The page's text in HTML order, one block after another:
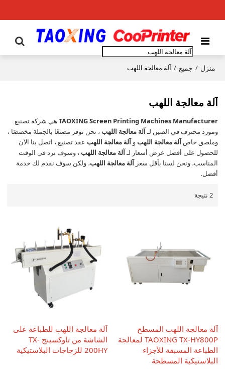
منزل / جميع / آلة معالجة اللهب
آلة معالجة اللهب
TAOXING Screen Printing Machines Manufacturer هي شركة تصنيع
ومورد محترف في الصين لـآلة معالجة اللهب ، نحن نوفر مصنعًا بالجملة مخصصًا ،
وملصق خاصآلة معالجة اللهبوآلة معالجة اللهب عقد تصنيع ، اتصل بنا الآن
للحصول على أفضل عرض أسعار لـآلة معالجة اللهب ، وسوف نرد في الوقت
المناسب، ونحن لسنا بأقل سعرآلة معالجة اللهب، ولكن سوف نقدم لك خدمة
أفضل.
2 نتيجة
آلة معالجة اللهب المسطح
TAOXING TX-HY800P لمعالجة
الطباعة المسبقة للأجزاء
البلاستيكية المسطحة
آلة معالجة اللهب للطباعة على
الشاشة من تاوكسينج TX-
200HY للزجاجات البلاستيكية